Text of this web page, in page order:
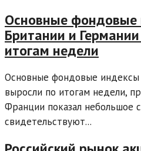
Основные фондовые
Британии и
итогам недели
Основные фондовые индексы
выросли по итогам недели,
Франции показал небольшое
свидетельствуют...